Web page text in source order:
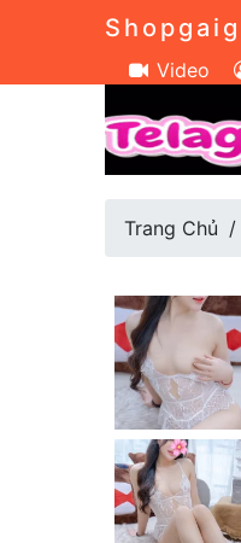
Video
Trang Chủ